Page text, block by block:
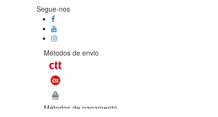
Segue-nos
Métodos de envio
Métodos de pagamento